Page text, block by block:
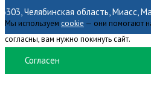
Челябинская область, Миасс,
Мы используем cookie — они помогают
согласны, вам нужно покинуть сайт.
Согласен